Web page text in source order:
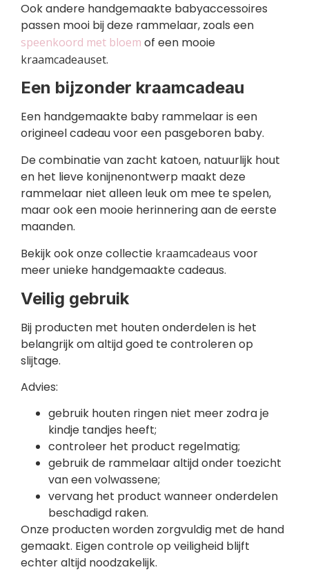
Ook andere handgemaakte babyaccessoires
passen mooi bij deze rammelaar, zoals een
speenkoord met bloem of een mooie
kraamcadeauset.
Een bijzonder kraamcadeau
Een handgemaakte baby rammelaar is een
origineel cadeau voor een pasgeboren baby.
De combinatie van zacht katoen, natuurlijk hout
en het lieve konijnenontwerp maakt deze
rammelaar niet alleen leuk om mee te spelen,
maar ook een mooie herinnering aan de eerste
maanden.
Bekijk ook onze collectie kraamcadeaus voor
meer unieke handgemaakte cadeaus.
Veilig gebruik
Bij producten met houten onderdelen is het
belangrijk om altijd goed te controleren op
slijtage.
Advies:
gebruik houten ringen niet meer zodra je
kindje tandjes heeft;
controleer het product regelmatig;
gebruik de rammelaar altijd onder toezicht
van een volwassene;
vervang het product wanneer onderdelen
beschadigd raken.
Onze producten worden zorgvuldig met de hand
gemaakt. Eigen controle op veiligheid blijft
echter altijd noodzakelijk.